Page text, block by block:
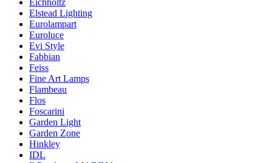
Eichholtz
Elstead Lighting
Eurolampart
Euroluce
Evi Style
Fabbian
Feiss
Fine Art Lamps
Flambeau
Flos
Foscarini
Garden Light
Garden Zone
Hinkley
IDL